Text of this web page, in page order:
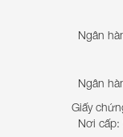
Ngân
Ngân
Giấy
Nơi cấp: